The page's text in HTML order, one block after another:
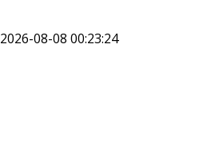
2026-08-08 00:23:24